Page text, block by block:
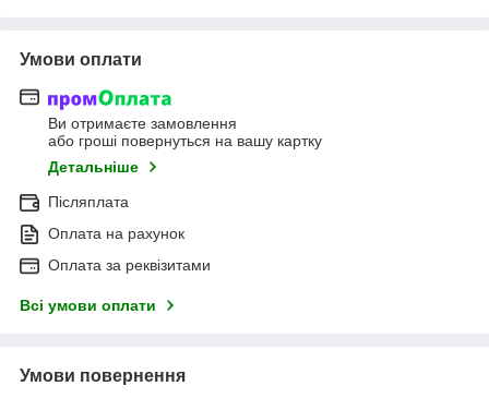
Умови оплати
Ви отримаєте замовлення
або гроші повернуться на вашу картку
Детальніше
Післяплата
Оплата на рахунок
Оплата за реквізитами
Всі умови оплати
Умови повернення